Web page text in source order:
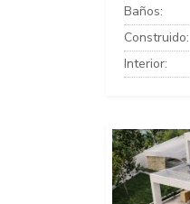
Baños:
Construido:
Interior: